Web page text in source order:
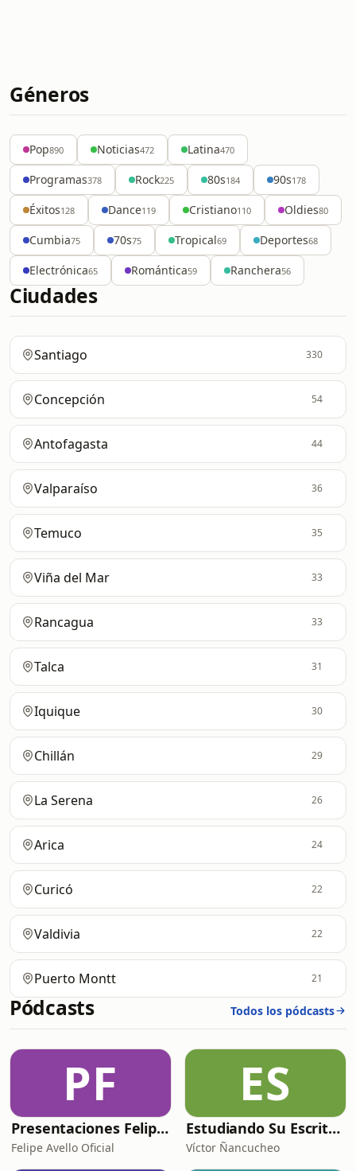
Géneros
Pop890 Noticias472 Latina470
Programas378 Rock225 80s184 90s178
Éxitos128 Dance119 Cristiano110 Oldies80
Cumbia75 70s75 Tropical69 Deportes68
Electrónica65 Romántica59 Ranchera56
Ciudades
Santiago 330
Concepción 54
Antofagasta 44
Valparaíso 36
Temuco 35
Viña del Mar 33
Rancagua 33
Talca 31
Iquique 30
Chillán 29
La Serena 26
Arica 24
Curicó 22
Valdivia 22
Puerto Montt 21
Pódcasts Todos los pódcasts
PF
Presentaciones Felipe Avello
Felipe Avello Oficial
ES
Estudiando Su Escritura
Víctor Ñancucheo